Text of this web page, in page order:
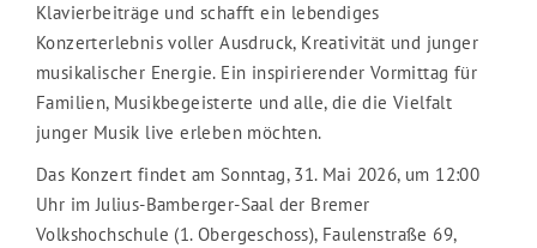
Klavierbeiträge und schafft ein lebendiges
Konzerterlebnis voller Ausdruck, Kreativität und junger
musikalischer Energie. Ein inspirierender Vormittag für
Familien, Musikbegeisterte und alle, die die Vielfalt
junger Musik live erleben möchten.
Das Konzert findet am Sonntag, 31. Mai 2026, um 12:00
Uhr im Julius-Bamberger-Saal der Bremer
Volkshochschule (1. Obergeschoss), Faulenstraße 69,